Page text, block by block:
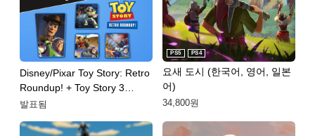
Disney/Pixar Toy Story: Retro
Roundup! + Toy Story 3
Complete Edition Double
발표됨
요새 도시 (한국어, 영어, 일본
어)
PS5 PS4
34,800원